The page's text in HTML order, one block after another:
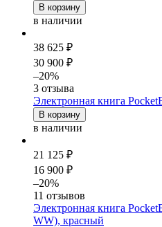
В корзину
в наличии
38 625 ₽
30 900 ₽
–20%
3 отзыва
Электронная книга
В корзину
в наличии
21 125 ₽
16 900 ₽
–20%
11 отзывов
Электронная книга
WW), красный